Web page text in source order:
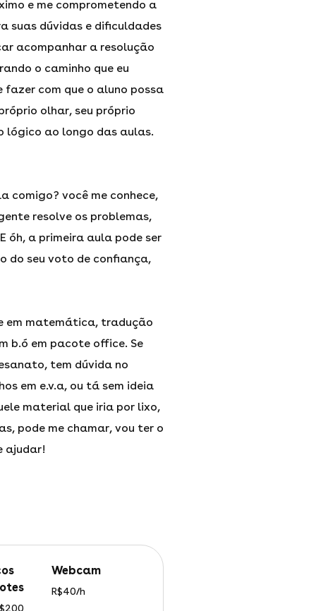
e me comprometendo a
suas dúvidas e dificuldades
acompanhar a resolução
o caminho que eu
fazer com que o aluno possa
olhar, seu próprio
lógico ao longo das aulas.
comigo? você me conhece,
resolve os problemas,
óh, a primeira aula pode ser
do seu voto de confiança,
em matemática, tradução
b.ó em pacote office. Se
tem dúvida no
em e.v.a, ou tá sem ideia
material que iria por lixo,
pode me chamar, vou ter o
ajudar!
webcam
R$40/h